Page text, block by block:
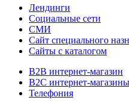
Лендинги
Социальные сети
СМИ
Сайт специального
Сайты с каталогом
B2B интернет-магазин
B2C интернет-магазины
Телефония